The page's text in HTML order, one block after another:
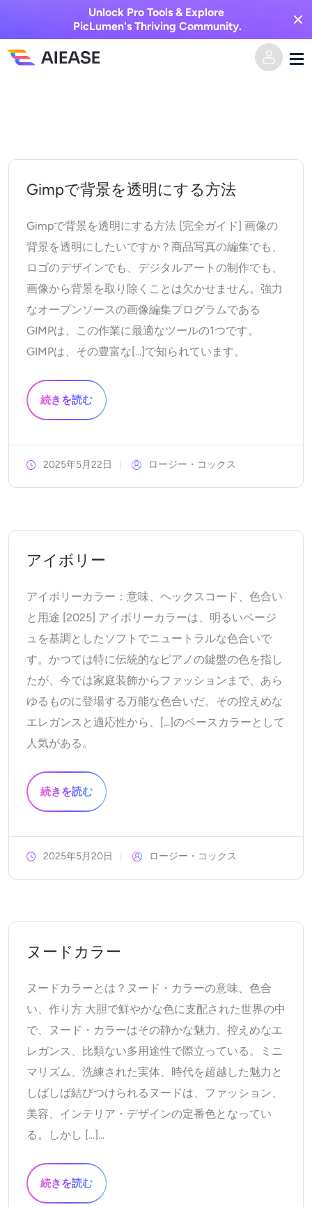
Unlock Pro Tools & Explore
PicLumen's Thriving Community.
ビデオエフェクト
AIキスジェネレーター
AIハグジェネレーター
サポートされている AI モデル
Seedance 2.0
Wan 2.5
画像から画像へ
テキストから画像へ
サポートされている AI モデル
AIツール
写真編集＆クリエイター
フォトエンハンサー
透かしリムーバー
背景リムーバー
AIの背景
AIエクステンダー
AIリプレイサー
AIリカラー
AIスタイル画像ジェネレーター
ヘアスタイルチェンジャー
衣類チェンジャー
AIヘッドショットジェネレーター
パスポート写真メーカー
ビデオツール
ビデオエンハンサー
動画ウォーターマーク削除ツール
プライシング
ツ
Gimpで背景を透明にする方法
Gimpで背景を透明にする方法 [完全ガイド] 画像の
背景を透明にしたいですか？商品写真の編集でも、
ロゴのデザインでも、デジタルアートの制作でも、
画像から背景を取り除くことは欠かせません。強力
なオープンソースの画像編集プログラムである
GIMPは、この作業に最適なツールの1つです。
GIMPは、その豊富な[...]で知られています。
続きを読む
2025年5月22日 ロージー・コックス
アイボリー
アイボリーカラー：意味、ヘックスコード、色合い
と用途 [2025] アイボリーカラーは、明るいベージ
ュを基調としたソフトでニュートラルな色合いで
す。かつては特に伝統的なピアノの鍵盤の色を指し
たが、今では家庭装飾からファッションまで、あら
ゆるものに登場する万能な色合いだ。その控えめな
エレガンスと適応性から、[...]のベースカラーとして
人気がある。
続きを読む
2025年5月20日 ロージー・コックス
ヌードカラー
ヌードカラーとは？ヌード・カラーの意味、色合
い、作り方 大胆で鮮やかな色に支配された世界の中
で、ヌード・カラーはその静かな魅力、控えめなエ
レガンス、比類ない多用途性で際立っている。ミニ
マリズム、洗練された実体、時代を超越した魅力と
しばしば結びつけられるヌードは、ファッション、
美容、インテリア・デザインの定番色となってい
る。しかし [...]...
続きを読む